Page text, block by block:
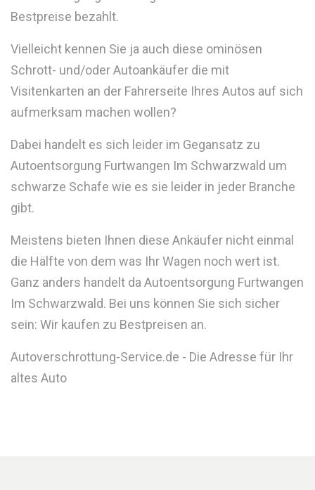
Bestpreise bezahlt.
Vielleicht kennen Sie ja auch diese ominösen
Schrott- und/oder Autoankäufer die mit
Visitenkarten an der Fahrerseite Ihres Autos auf sich
aufmerksam machen wollen?
Dabei handelt es sich leider im Gegansatz zu
Autoentsorgung Furtwangen Im Schwarzwald um
schwarze Schafe wie es sie leider in jeder Branche
gibt.
Meistens bieten Ihnen diese Ankäufer nicht einmal
die Hälfte von dem was Ihr Wagen noch wert ist.
Ganz anders handelt da Autoentsorgung Furtwangen
Im Schwarzwald. Bei uns können Sie sich sicher
sein: Wir kaufen zu Bestpreisen an.
Autoverschrottung-Service.de - Die Adresse für Ihr
altes Auto